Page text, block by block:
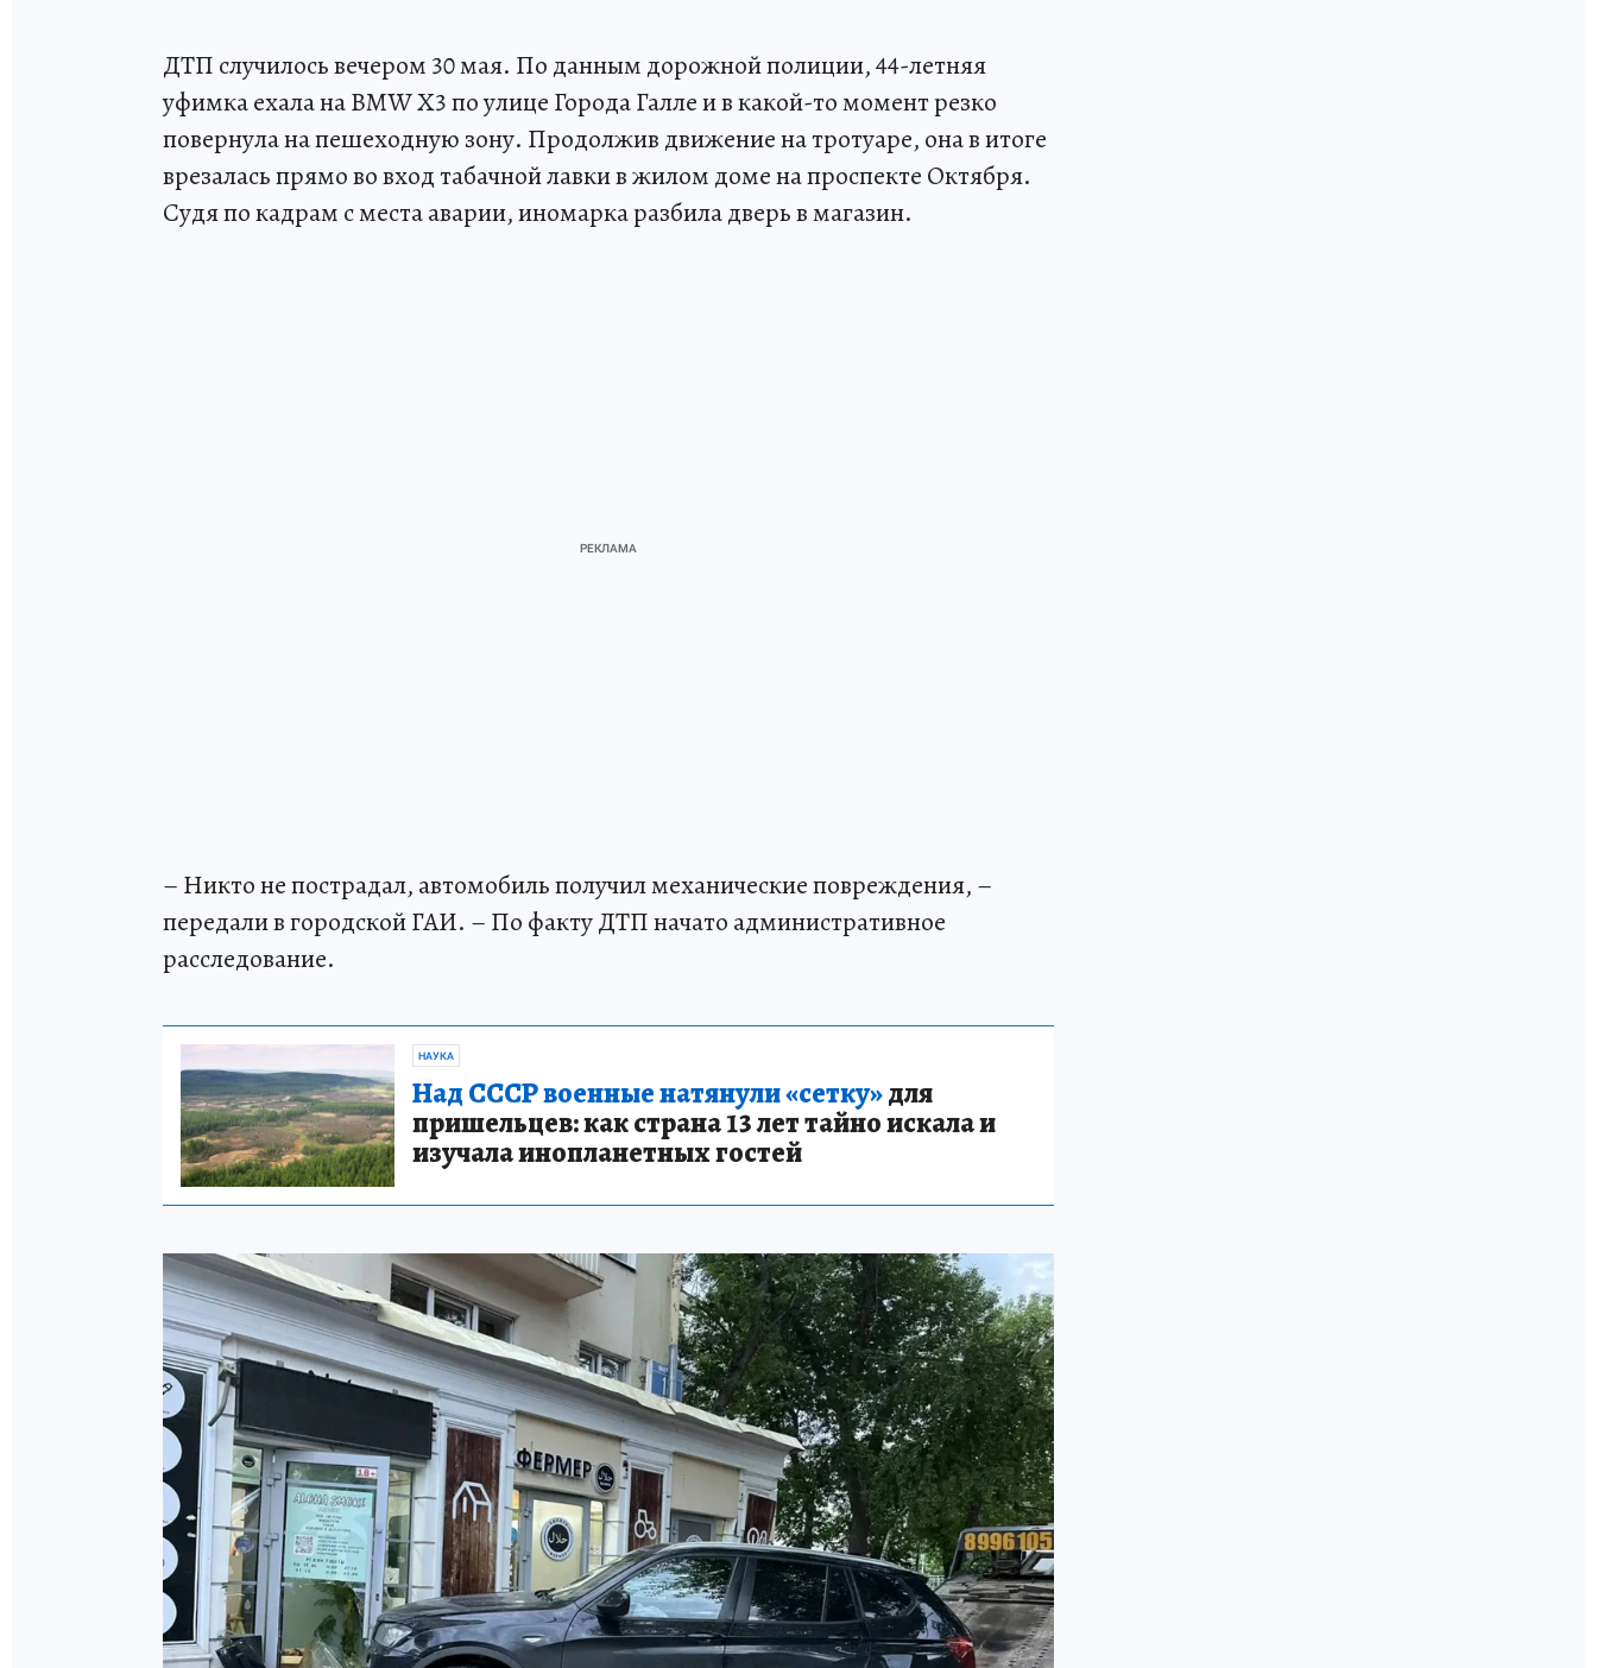
ДТП случилось вечером 30 мая. По данным дорожной полиции, 44-летняя
уфимка ехала на BMW X3 по улице Города Галле и в какой-то момент резко
повернула на пешеходную зону. Продолжив движение на тротуаре, она в итоге
врезалась прямо во вход табачной лавки в жилом доме на проспекте Октября.
Судя по кадрам с места аварии, иномарка разбила дверь в магазин.
– Никто не пострадал, автомобиль получил механические повреждения, –
передали в городской ГАИ. – По факту ДТП начато административное
расследование.
НАУКА
Над СССР военные натянули «сетку»для
пришельцев: как страна 13 лет тайно искала и
изучала инопланетных гостей